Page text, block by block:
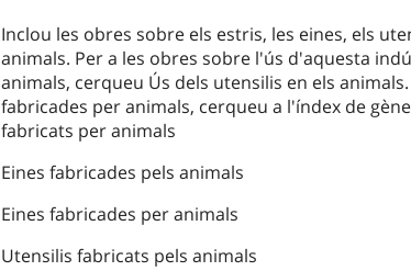
Inclou les obres sobre els estris, les eines, els
animals. Per a les obres sobre l'ús d'aquesta
animals, cerqueu Ús dels utensilis en els
fabricades per animals, cerqueu a l'índex de
fabricats per animals
Eines fabricades pels animals
Eines fabricades per animals
Utensilis fabricats pels animals